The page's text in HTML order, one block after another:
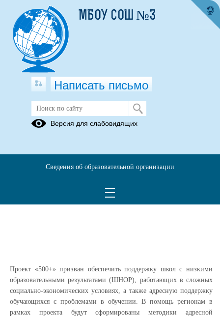
Проект 500+
Проект «500+» призван обеспечить поддержку школ с низкими
образовательными результатами (ШНОР), работающих в сложных
социально-экономических условиях, а также адресную поддержку
обучающихся с проблемами в обучении. В помощь регионам в
рамках проекта будут сформированы методики адресной
МБОУ СОШ №3
Написать письмо
Версия для слабовидящих
Сведения об образовательной организации